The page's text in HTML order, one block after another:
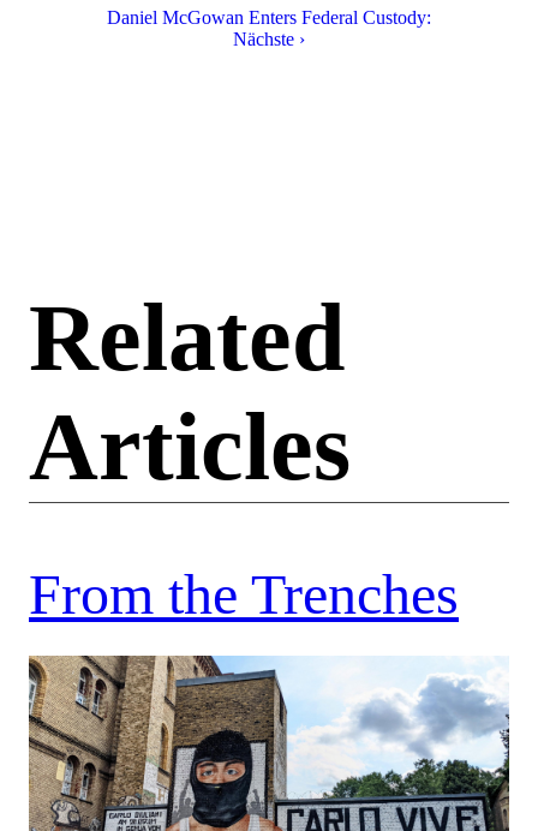
Daniel McGowan Enters Federal Custody:
Nächste ›
Related
Articles
From the Trenches